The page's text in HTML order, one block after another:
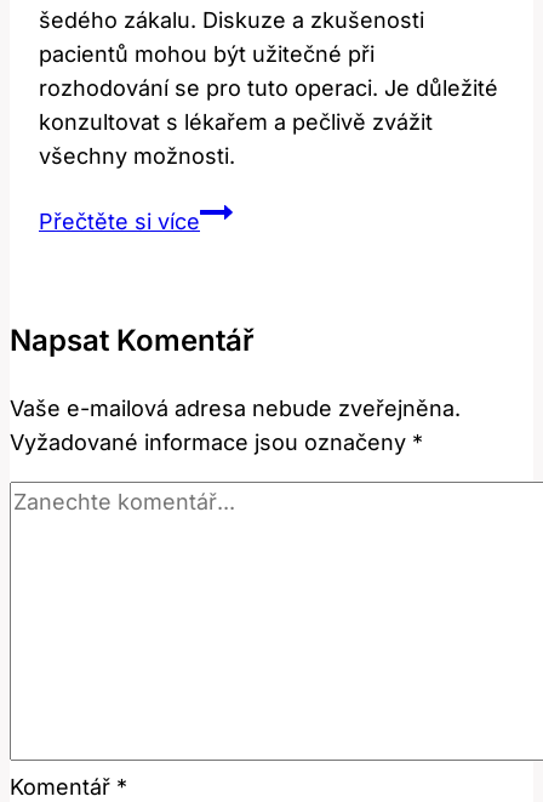
šedého zákalu. Diskuze a zkušenosti
pacientů mohou být užitečné při
rozhodování se pro tuto operaci. Je důležité
konzultovat s lékařem a pečlivě zvážit
všechny možnosti.
Přečtěte si víceOperace
zkušenosti
Napsat Komentář
Vaše e-mailová adresa nebude zveřejněna.
Vyžadované informace jsou označeny *
Komentář *